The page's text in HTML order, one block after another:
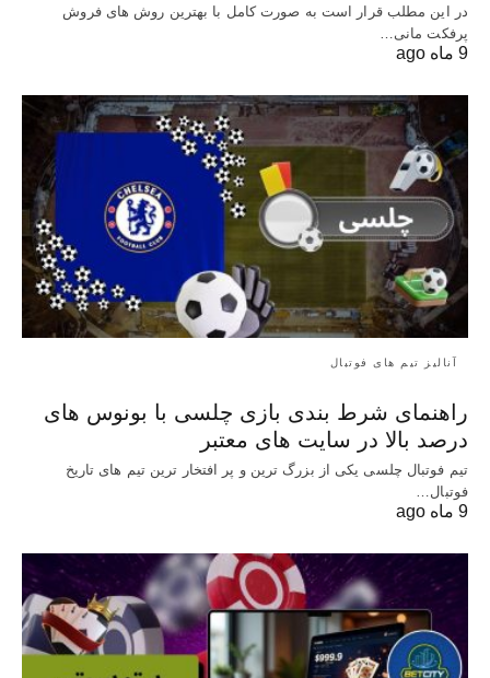
در این مطلب قرار است به صورت کامل با بهترین روش‌ های فروش
پرفکت مانی…
9 ماه ago
آنالیز تیم های فوتبال
راهنمای شرط بندی بازی چلسی با بونوس های
درصد بالا در سایت های معتبر
تیم فوتبال چلسی یکی از بزرگ ترین و پر افتخار ترین تیم های تاریخ
فوتبال…
9 ماه ago